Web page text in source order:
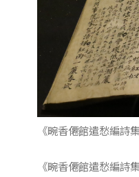
《畹香僊館遣愁編詩集
《畹香僊館遣愁編